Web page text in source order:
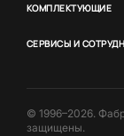
КОМПЛЕКТУЮЩИЕ
СЕРВИСЫ И
© 1996–2026.
защищены.